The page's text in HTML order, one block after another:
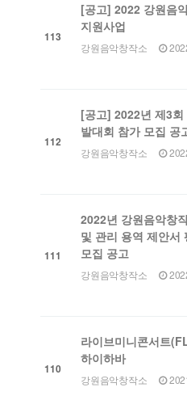
113
[공고] 2022 강원음
지원사업
강원음악창작소
112
[공고] 2022년 제3회
발대회 참가 모집 공
강원음악창작소
111
2022년 강원음악창
및 관리 용역 제안서
모집 공고
강원음악창작소
110
라이브미니콘서트
하이하바
강원음악창작소